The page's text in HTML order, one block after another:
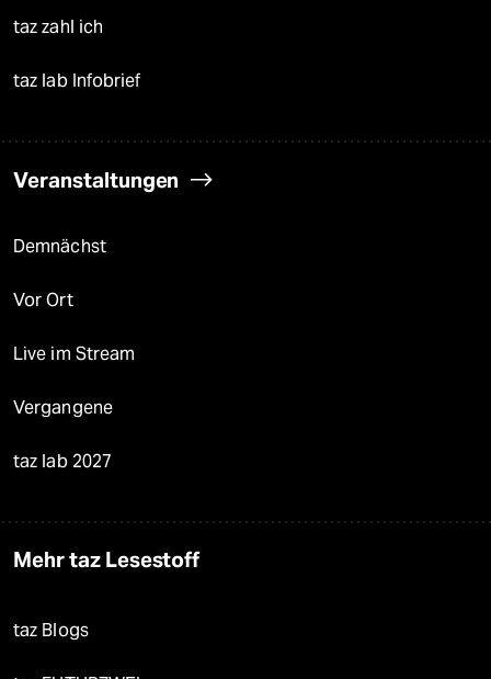
taz zahl ich
taz lab Infobrief
Veranstaltungen
Demnächst
Vor Ort
Live im Stream
Vergangene
taz lab 2027
Mehr taz Lesestoff
taz Blogs